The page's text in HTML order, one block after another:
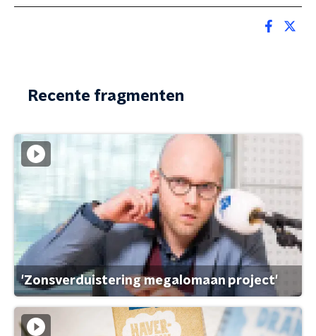
Recente fragmenten
'Zonsverduistering megalomaan project'